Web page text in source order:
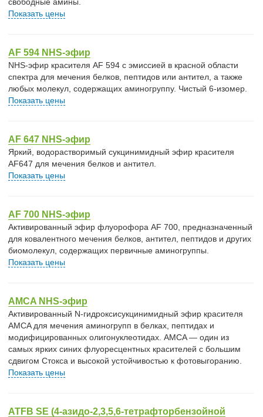
Показать цены
AF 594 NHS-эфир
NHS-эфир красителя AF 594 с эмиссией в красной области
спектра для мечения белков, пептидов или антител, а также
любых молекул, содержащих аминогруппу. Чистый 6-изомер.
Показать цены
AF 647 NHS-эфир
Яркий, водорастворимый сукцинимидный эфир красителя
AF647 для мечения белков и антител.
Показать цены
AF 700 NHS-эфир
Активированный эфир флуорофора AF 700, предназначенный
для ковалентного мечения белков, антител, пептидов и других
биомолекул, содержащих первичные аминогруппы.
Показать цены
AMCA NHS-эфир
Активированный N-гидроксисукцинимидный эфир красителя
AMCA для мечения аминогрупп в белках, пептидах и
модифицированных олигонуклеотидах. AMCA — один из
самых ярких синих флуоресцентных красителей с большим
сдвигом Стокса и высокой устойчивостью к фотовыгоранию.
Показать цены
ATFB SE (4-азидо-2,3,5,6-тетрафторбензойной